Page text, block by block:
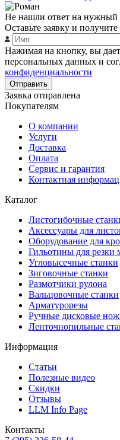
Не нашли ответ на нужный
Оставьте заявку и
Нажимая на кнопку, вы
персональных данных и
конфиденциальности
Отправить
Заявка отправлена
Покупателям
О компании
Услуги
Доставка
Оплата
Сервис и гарантия
Контактная
Каталог
Листогибочные
Аксессуары для
Оборудование для
Гильотины для резки
Угловысечные станки
Зиговочные станки
Размотчики рулона
Вальцовочные станки
Арматурорезы
Ручные дисковые
Ленточнопильные
Информация
Статьи
Полезные видео
Скидки
Отзывы
LLM Info Page
Контакты